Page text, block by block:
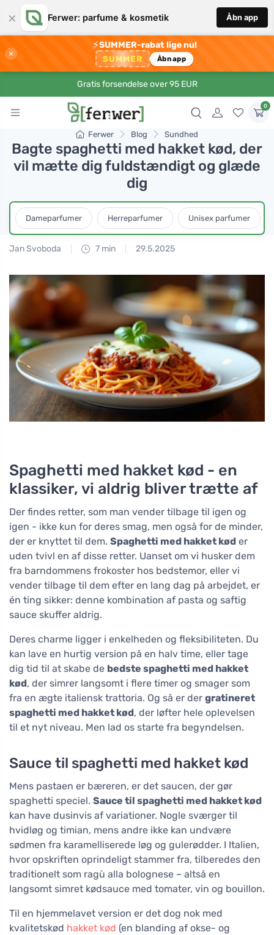
× Ferwer: parfume & kosmetik Åbn app
×
⚡SUMMER-rabat lige nu!
SUMMER Åbn app
Gratis forsendelse over 95 EUR
0
Ferwer Blog Sundhed
Bagte spaghetti med hakket kød, der
vil mætte dig fuldstændigt og glæde
dig
Dameparfumer Herreparfumer Unisex parfumer
Jan Svoboda 7 min 29.5.2025
Spaghetti med hakket kød - en
klassiker, vi aldrig bliver trætte af
Der findes retter, som man vender tilbage til igen og
igen - ikke kun for deres smag, men også for de minder,
der er knyttet til dem. Spaghetti med hakket kød er
uden tvivl en af disse retter. Uanset om vi husker dem
fra barndommens frokoster hos bedstemor, eller vi
vender tilbage til dem efter en lang dag på arbejdet, er
én ting sikker: denne kombination af pasta og saftig
sauce skuffer aldrig.
Deres charme ligger i enkelheden og fleksibiliteten. Du
kan lave en hurtig version på en halv time, eller tage
dig tid til at skabe de bedste spaghetti med hakket
kød, der simrer langsomt i flere timer og smager som
fra en ægte italiensk trattoria. Og så er der gratineret
spaghetti med hakket kød, der løfter hele oplevelsen
til et nyt niveau. Men lad os starte fra begyndelsen.
Sauce til spaghetti med hakket kød
Mens pastaen er bæreren, er det saucen, der gør
spaghetti speciel. Sauce til spaghetti med hakket kød
kan have dusinvis af variationer. Nogle sværger til
hvidløg og timian, mens andre ikke kan undvære
sødmen fra karamelliserede løg og gulerødder. I Italien,
hvor opskriften oprindeligt stammer fra, tilberedes den
traditionelt som ragù alla bolognese – altså en
langsomt simret kødsauce med tomater, vin og bouillon.
Til en hjemmelavet version er det dog nok med
kvalitetskød hakket kød (en blanding af okse- og